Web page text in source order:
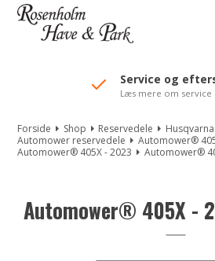
//Mailchimp autofill selected "Pakke"
Service og
Læs mere om service
Forside Shop Reservedele
Automower reservedele
Automower®
Automower® 405X - 2023
Automower®
Automower® 405X -